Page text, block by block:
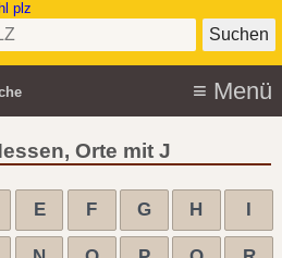
Orte mit J
E F G H I